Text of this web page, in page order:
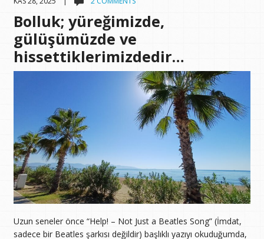
Bolluk; yüreğimizde,
gülüşümüzde ve
hissettiklerimizdedir…
Uzun seneler önce “Help! – Not Just a Beatles Song” (İmdat,
sadece bir Beatles şarkısı değildir) başlıklı yazıyı okuduğumda,